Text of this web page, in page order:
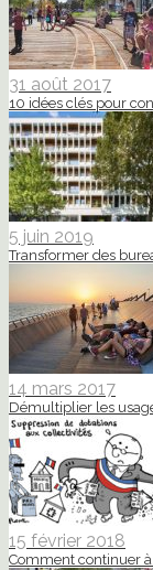
31 août 2017
10 idées clés pour
5 juin 2019
Transformer des
14 mars 2017
Démultiplier les
15 février 2018
Comment continuer